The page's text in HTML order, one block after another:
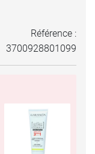
Référence :
3700928801099